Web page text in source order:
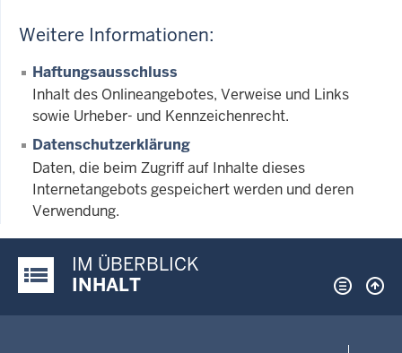
Weitere Informationen:
Haftungsausschluss
Inhalt des Onlineangebotes, Verweise und Links
sowie Urheber- und Kennzeichenrecht.
Datenschutzerklärung
Daten, die beim Zugriff auf Inhalte dieses
Internetangebots gespeichert werden und deren
Verwendung.
Justiz-Portal im Überblick:
IM ÜBERBLICK
INHALT